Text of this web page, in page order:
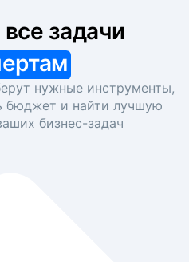
нужные инструменты,
бюджет и найти лучшую
бизнес-задач